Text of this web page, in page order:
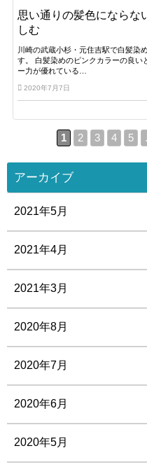
思い通りの髪色にならな
しむ
川崎の武蔵小杉・元住吉駅で白髪染
す。 白髪染めのピンクカラーの良い
ー力が優れている…
2020年7月7日
1 2 3 4 5
アーカイブ
2021年5月
2021年4月
2021年3月
2020年8月
2020年7月
2020年6月
2020年5月